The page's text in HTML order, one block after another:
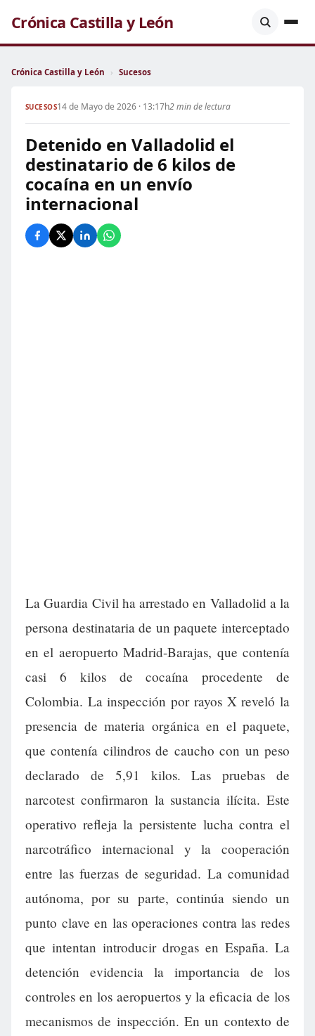
Crónica Castilla y León
Crónica Castilla y León › Sucesos
SUCESOS14 de Mayo de 2026 · 13:17h2 min de lectura
Detenido en Valladolid el
destinatario de 6 kilos de
cocaína en un envío
internacional
La Guardia Civil ha arrestado en Valladolid a la
persona destinataria de un paquete interceptado
en el aeropuerto Madrid-Barajas, que contenía
casi 6 kilos de cocaína procedente de
Colombia. La inspección por rayos X reveló la
presencia de materia orgánica en el paquete,
que contenía cilindros de caucho con un peso
declarado de 5,91 kilos. Las pruebas de
narcotest confirmaron la sustancia ilícita. Este
operativo refleja la persistente lucha contra el
narcotráfico internacional y la cooperación
entre las fuerzas de seguridad. La comunidad
autónoma, por su parte, continúa siendo un
punto clave en las operaciones contra las redes
que intentan introducir drogas en España. La
detención evidencia la importancia de los
controles en los aeropuertos y la eficacia de los
mecanismos de inspección. En un contexto de